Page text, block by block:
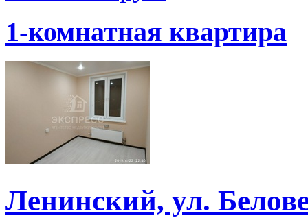
1-комнатная квартира
Ленинский, ул.